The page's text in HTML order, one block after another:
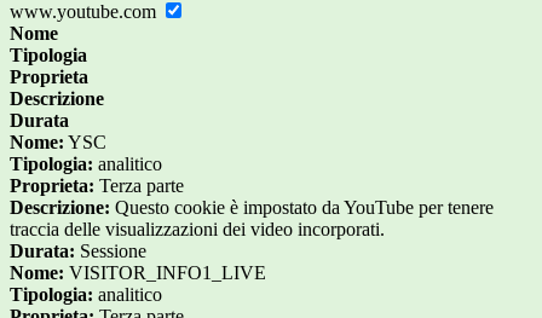
www.youtube.com
Nome
Tipologia
Proprieta
Descrizione
Durata
Nome: YSC
Tipologia: analitico
Proprieta: Terza parte
Descrizione: Questo cookie è impostato da YouTube per tenere
traccia delle visualizzazioni dei video incorporati.
Durata: Sessione
Nome: VISITOR_INFO1_LIVE
Tipologia: analitico